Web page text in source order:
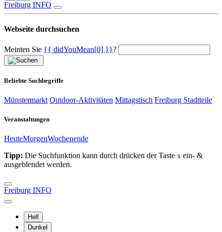
Freiburg INFO
Webseite durchsuchen
Meinten Sie {{ didYouMean[0] }}?
Beliebte Suchbegriffe
Münstermarkt Outdoor-Aktivitäten Mittagstisch Freiburg Stadtteile
Veranstaltungen
HeuteMorgenWochenende
Tipp: Die Suchfunktion kann durch drücken der Taste s ein- &
ausgeblendet werden.
Freiburg INFO
Hell
Dunkel